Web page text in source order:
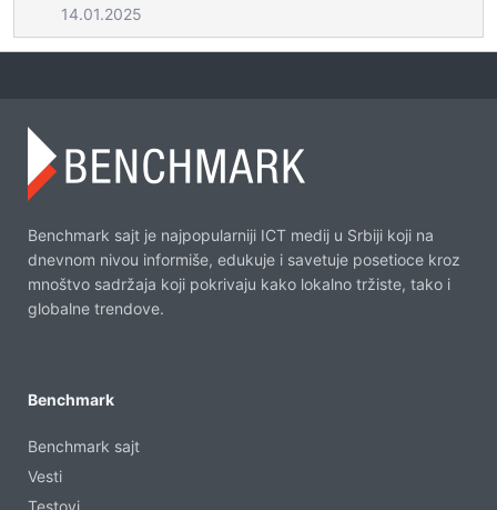
14.01.2025
Benchmark sajt je najpopularniji ICT medij u Srbiji koji na
dnevnom nivou informiše, edukuje i savetuje posetioce kroz
mnoštvo sadržaja koji pokrivaju kako lokalno tržiste, tako i
globalne trendove.
Benchmark
Benchmark sajt
Vesti
Testovi